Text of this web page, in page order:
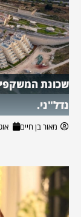
שכונת
נדל"ני.
מאור בן חיים